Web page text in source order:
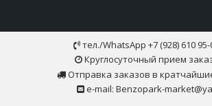
тел./WhatsApp +7 (928) 610 95-
Круглосуточный прием
Отправка заказов в
e-mail: Benzopark-